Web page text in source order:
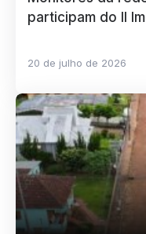
participam do II
20 de julho de 2026